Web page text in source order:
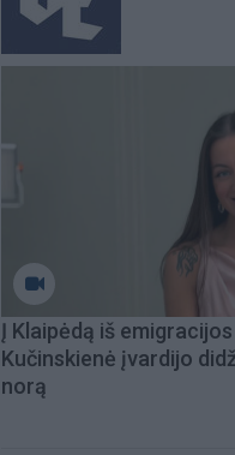
Į Klaipėdą iš
Kučinskienė įvardijo
norą